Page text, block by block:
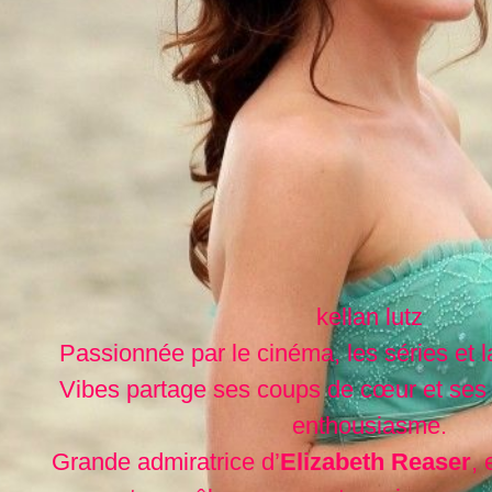
kellan lutz
Passionnée par le cinéma, les séries et
Vibes partage ses coups de cœur et
enthousiasme.
Grande admiratrice d’Elizabeth Reaser,